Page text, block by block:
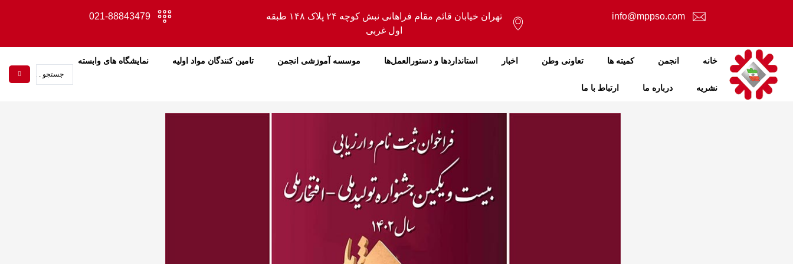
info@mppso.com
تهران خیابان قائم مقام فراهانی نبش کوچه ۲۴ پلاک ۱۴۸ طبقه
اول غربی
021-88843479
خانه انجمن کمیته ها تعاونی وطن اخبار استانداردها و دستورالعمل‌ها موسسه آموزشی انجمن تامین کنندگان مواد اولیه نمایشگاه های وابسته
نشریه درباره ما ارتباط با ما